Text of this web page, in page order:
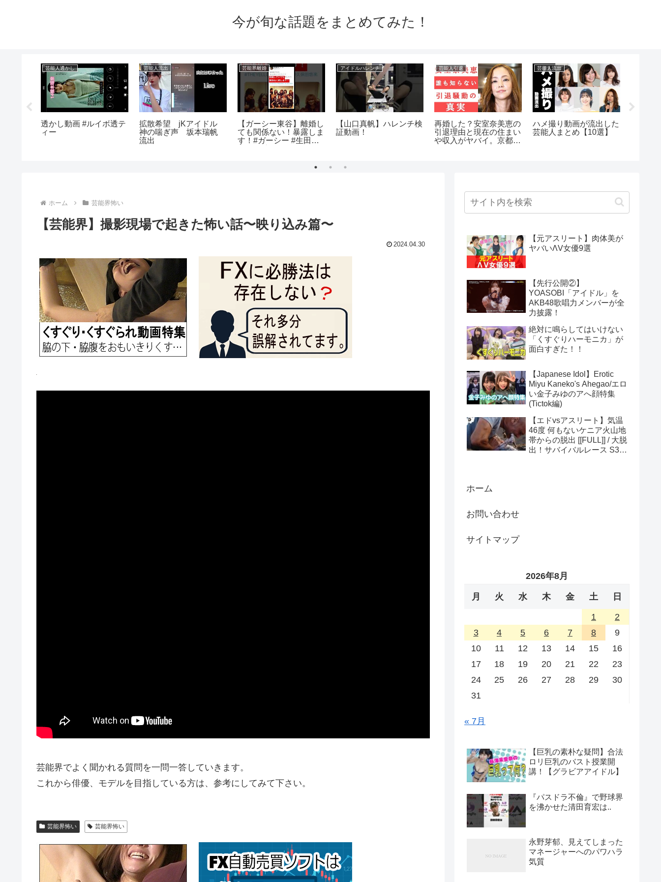
今が旬な話題をまとめてみた！
芸能人透かし
透かし動画 #ルイボ透テ
ィー
芸能人流出
拡散希望 jKアイドル
神の喘ぎ声 坂本瑞帆
流出
芸能界離婚
【ガーシー東谷】離婚し
ても関係ない！暴露しま
す！#ガーシー #生田斗
アイドルハレンチ
【山口真帆】ハレンチ検
証動画！
芸能人引退
再婚した？安室奈美恵の
引退理由と現在の住まい
や収入がヤバイ。京都の
芸能人流出
ハメ撮り動画が流出した
芸能人まとめ【10選】
ホーム 芸能界怖い
【芸能界】撮影現場で起きた怖い話〜映り込み篇〜
2024.04.30
芸能界でよく聞かれる質問を一問一答していきます。
これから俳優、モデルを目指している方は、参考にしてみて下さい。
芸能界怖い 芸能界怖い
【元アスリート】肉体美が
ヤバいΛV女優9選
【先行公開②】
YOASOBI「アイドル」を
AKB48歌唱力メンバーが全
力披露！
絶対に鳴らしてはいけない
「くすぐりハーモニカ」が
面白すぎた！！
【Japanese Idol】Erotic
Miyu Kaneko's Ahegao/エロ
い金子みゆのアへ顔特集
(Tictok編)
【エドvsアスリート】気温
46度 何もないケニア火山地
帯からの脱出 [[FULL]] / 大脱
出！サバイバルレース S3
ホーム
お問い合わせ
サイトマップ
2026年8月
月 火 水 木 金 土 日
1
2
3
4 5 6 7 8
9
10
11 12 13 14 15
16
17
18 19 20 21 22
23
24
25 26 27 28 29
30
31
« 7月
【巨乳の素朴な疑問】合法
ロリ巨乳のバスト授業開
講！【グラビアアイドル】
『パスドラ不倫』で野球界
を沸かせた清田育宏は..
永野芽郁、見えてしまった
マネージャーへのパワハラ
気質